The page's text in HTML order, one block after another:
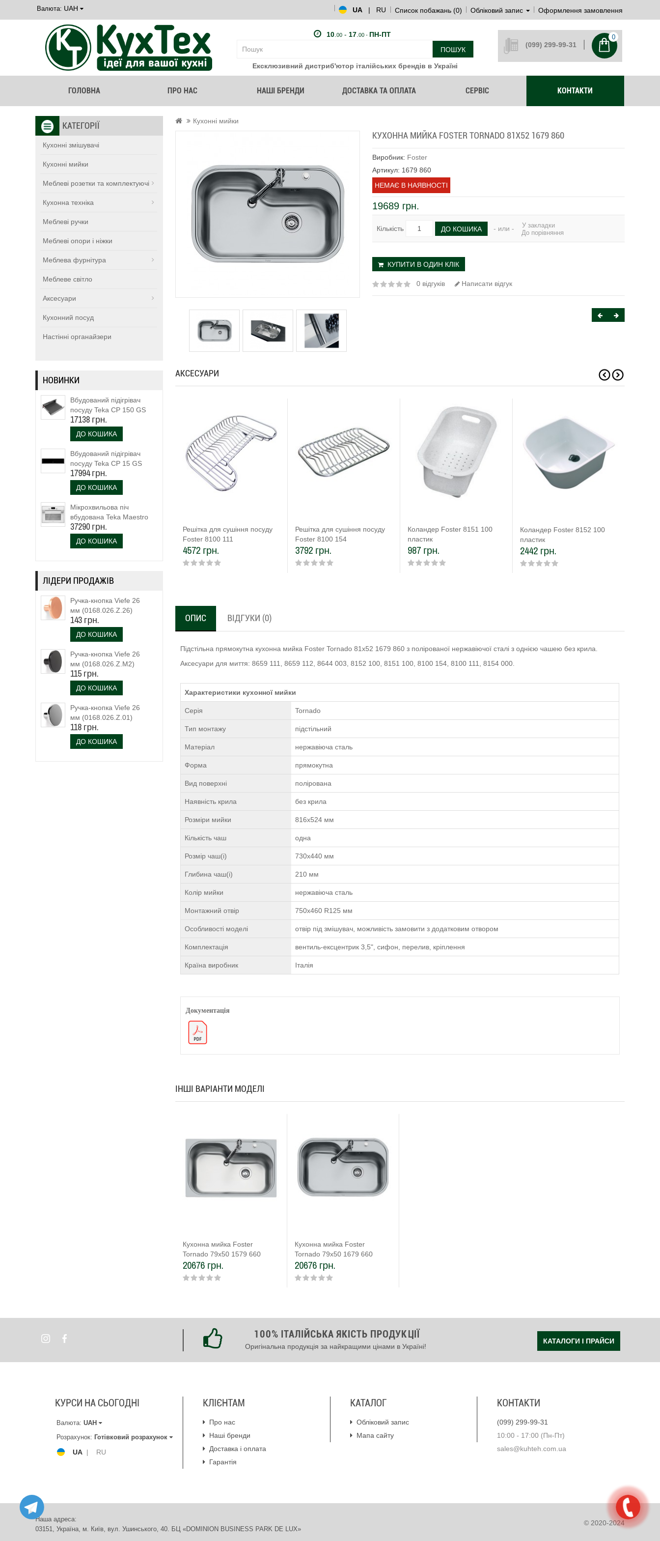
Валюта: UAH UA | RU Список побажань (0) Обліковий запис Оформлення замовлення
10. 00- 17. 00 - ПН-ПТ
ПОШУК
Ексклюзивний дистриб'ютор італійських брендів в Україні
(099) 299-99-31
0
ГОЛОВНА ПРО НАС НАШІ БРЕНДИ ДОСТАВКА ТА ОПЛАТА СЕРВІС КОНТАКТИ
КАТЕГОРІЇ
Кухонні змішувачі
Кухонні мийки
Меблеві розетки та комплектуючі
Кухонна техніка
Меблеві ручки
Меблеві опори і ніжки
Меблева фурнітура
Меблеве світло
Аксесуари
Кухонний посуд
Настінні органайзери
НОВИНКИ
Вбудований підігрівач
посуду Teka CP 150 GS
(111600003)
17138 грн.
ДО КОШИКА
Вбудований підігрівач
посуду Teka CP 15 GS
(40589920)
17994 грн.
ДО КОШИКА
Мікрохвильова піч
вбудована Teka Maestro
MLC 844 (111160023)
біле скло
37290 грн.
ДО КОШИКА
ЛІДЕРИ ПРОДАЖІВ
Ручка-кнопка Viefe 26
мм (0168.026.Z.26)
143 грн.
ДО КОШИКА
Ручка-кнопка Viefe 26
мм (0168.026.Z.M2)
чорний матовий
115 грн.
ДО КОШИКА
Ручка-кнопка Viefe 26
мм (0168.026.Z.01)
118 грн.
ДО КОШИКА
Кухонні мийки
КУХОННА МИЙКА FOSTER TORNADO 81Х52 1679 860
Виробник: Foster
Артикул: 1679 860
НЕМАЄ В НАЯВНОСТІ
19689 грн.
Кількість ДО КОШИКА - или -
У закладки
До порівняння
КУПИТИ В ОДИН КЛІК
0 відгуків Написати відгук
АКСЕСУАРИ
Решітка для сушіння посуду
Foster 8100 111
4572 грн.
Решітка для сушіння посуду
Foster 8100 154
3792 грн.
Коландер Foster 8151 100
пластик
987 грн.
Коландер Foster 8152 100
пластик
2442 грн.
ОПИС ВІДГУКИ (0)
Підстільна прямокутна кухонна мийка Foster Tornado 81х52 1679 860 з полірованої нержавіючої сталі з однією чашею без крила.
Аксесуари для миття: 8659 111, 8659 112, 8644 003, 8152 100, 8151 100, 8100 154, 8100 111, 8154 000.
Характеристики кухонної мийки
Серія Tornado
Тип монтажу підстільний
Матеріал нержавіюча сталь
Форма прямокутна
Вид поверхні полірована
Наявність крила без крила
Розміри мийки 816х524 мм
Кількість чаш одна
Розмір чаш(і) 730х440 мм
Глибина чаш(і) 210 мм
Колір мийки нержавіюча сталь
Монтажний отвір 750х460 R125 мм
Особливості моделі отвір під змішувач, можливість замовити з додатковим отвором
Комплектація вентиль-ексцентрик 3,5", сифон, перелив, кріплення
Країна виробник Італія
Документація
ІНШІ ВАРІАНТИ МОДЕЛІ
Кухонна мийка Foster
Tornado 79х50 1579 660
20676 грн.
Кухонна мийка Foster
Tornado 79х50 1679 660
20676 грн.
100% ІТАЛІЙСЬКА ЯКІСТЬ ПРОДУКЦІЇ
Оригінальна продукція за найкращими цінами в Україні!
КАТАЛОГИ І ПРАЙСИ
КУРСИ НА СЬОГОДНІ
Валюта: UAH
Розрахунок: Готівковий розрахунок
UA | RU
КЛІЄНТАМ
Про нас
Наші бренди
Доставка і оплата
Гарантія
КАТАЛОГ
Обліковий запис
Мапа сайту
КОНТАКТИ
(099) 299-99-31
10:00 - 17:00 (Пн-Пт)
sales@kuhteh.com.ua
Наша адреса:
03151, Україна, м. Київ, вул. Ушинського, 40. БЦ «DOMINION BUSINESS PARK DE LUX»
© 2020-2024